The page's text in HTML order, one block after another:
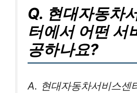
Q. 현대자동차
터에서 어떤 서
공하나요?
A. 현대자동차서비스센